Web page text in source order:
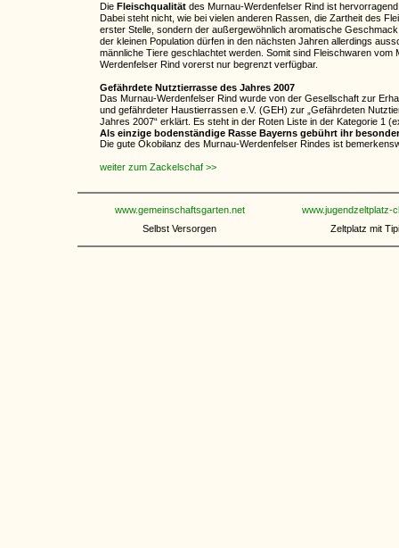
Die Fleischqualität des Murnau-Werdenfelser Rind ist
Dabei steht nicht, wie bei vielen anderen Rassen, die Zartheit des
erster Stelle, sondern der außergewöhnlich aromatische
der kleinen Population dürfen in den nächsten Jahren allerdings
männliche Tiere geschlachtet werden. Somit sind Fleischwaren vom
Werdenfelser Rind vorerst nur begrenzt verfügbar.
Gefährdete Nutztierrasse des Jahres 2007
Das Murnau-Werdenfelser Rind wurde von der Gesellschaft zur
und gefährdeter Haustierrassen e.V. (GEH) zur „Gefährdeten
Jahres 2007“ erklärt. Es steht in der Roten Liste in der Kategorie 1
Als einzige bodenständige Rasse Bayerns gebührt ihr
Die gute Ökobilanz des Murnau-Werdenfelser Rindes ist
weiter zum Zackelschaf >>
www.gemeinschaftsgarten.net
www.jugendzeltplatz-
Selbst Versorgen
Zeltplatz mit